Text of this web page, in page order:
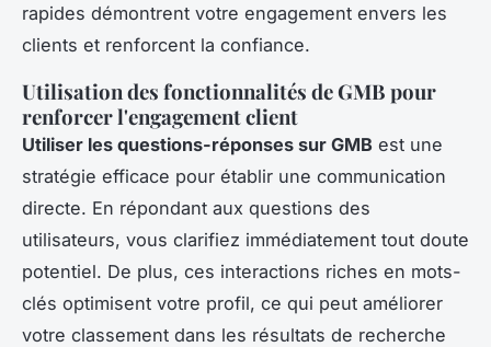
rapides démontrent votre engagement envers les
clients et renforcent la confiance.
Utilisation des fonctionnalités de GMB pour
renforcer l'engagement client
Utiliser les questions-réponses sur GMB est une
stratégie efficace pour établir une communication
directe. En répondant aux questions des
utilisateurs, vous clarifiez immédiatement tout doute
potentiel. De plus, ces interactions riches en mots-
clés optimisent votre profil, ce qui peut améliorer
votre classement dans les résultats de recherche